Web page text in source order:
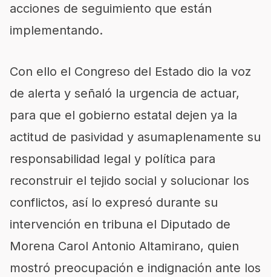
acciones de seguimiento que están
implementando.
Con ello el Congreso del Estado dio la voz
de alerta y señaló la urgencia de actuar,
para que el gobierno estatal dejen ya la
actitud de pasividad y asumaplenamente su
responsabilidad legal y política para
reconstruir el tejido social y solucionar los
conflictos, así lo expresó durante su
intervención en tribuna el Diputado de
Morena Carol Antonio Altamirano, quien
mostró preocupación e indignación ante los